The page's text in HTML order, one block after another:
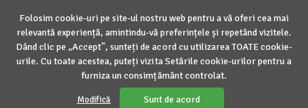
© 2016 - 2026 Inovius. Marca Inregistrata
Folosim cookie-uri pe site-ul nostru web pentru a vă oferi cea mai
relevantă experiență, amintindu-vă preferințele și repetând vizitele.
Dând clic pe „Accept”, sunteți de acord cu utilizarea TOATE cookie-
urile. Cu toate acestea, puteți vizita Setările cookie-urilor pentru a
furniza un consimțământ controlat.
Modifică Sunt de acord